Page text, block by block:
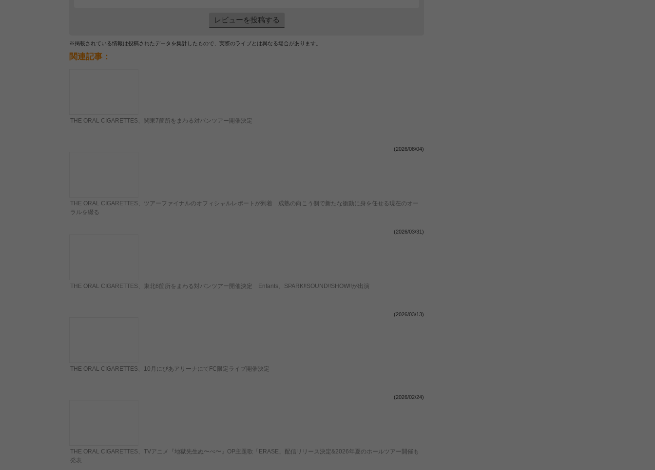
レビューを投稿する
※掲載されている情報は投稿されたデータを集計したもので、実際のライブとは異なる場合があります。
関連記事：
THE ORAL CIGARETTES、関東7箇所をまわる対バンツアー開催決定
(2026/08/04)
THE ORAL CIGARETTES、ツアーファイナルのオフィシャルレポートが到着 成熟の向こう側で新たな衝動に身を任せる現在のオー
ラルを綴る
(2026/03/31)
THE ORAL CIGARETTES、東北6箇所をまわる対バンツアー開催決定 Enfants、SPARK!!SOUND!!SHOW!!が出演
(2026/03/13)
THE ORAL CIGARETTES、10月にぴあアリーナにてFC限定ライブ開催決定
(2026/02/24)
THE ORAL CIGARETTES、TVアニメ『地獄先生ぬ〜べ〜』OP主題歌「ERASE」配信リリース決定&2026年夏のホールツアー開催も
発表